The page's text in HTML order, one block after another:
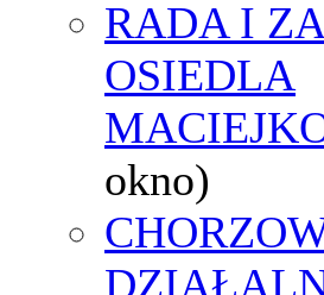
RADA I
OSIEDLA
okno)